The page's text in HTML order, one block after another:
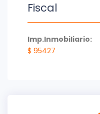
Fiscal
Imp.Inmobiliario:
$ 95427